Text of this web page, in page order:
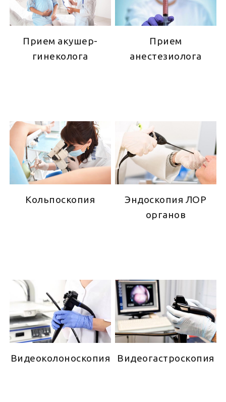
Прием акушер-
гинеколога
Прием
анестезиолога
Кольпоскопия
Эндоскопия ЛОР
органов
Видеоколоноскопия Видеогастроскопия